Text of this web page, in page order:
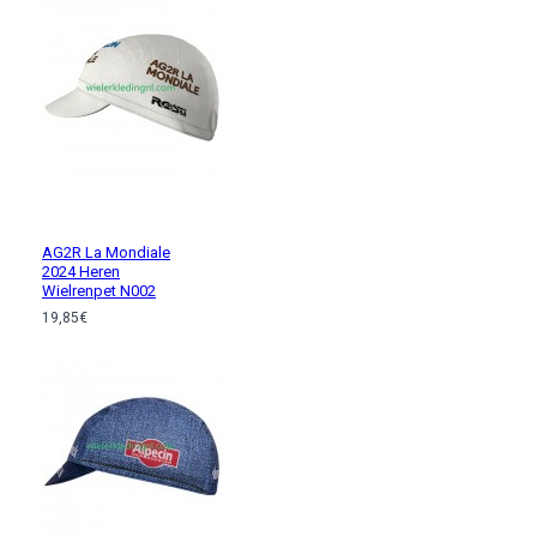
AG2R La Mondiale
2024 Heren
Wielrenpet N002
19,85€